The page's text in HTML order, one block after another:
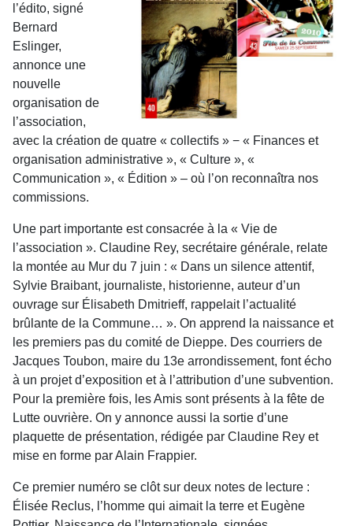
l’édito, signé
Bernard
Eslinger,
annonce une
nouvelle
organisation de
l’association,
avec la création de quatre « collectifs » − « Finances et
organisation administrative », « Culture », «
Communication », « Édition » – où l’on reconnaîtra nos
commissions.
Une part importante est consacrée à la « Vie de
l’association ». Claudine Rey, secrétaire générale, relate
la montée au Mur du 7 juin : « Dans un silence attentif,
Sylvie Braibant, journaliste, historienne, auteur d’un
ouvrage sur Élisabeth Dmitrieff, rappelait l’actualité
brûlante de la Commune… ». On apprend la naissance et
les premiers pas du comité de Dieppe. Des courriers de
Jacques Toubon, maire du 13e arrondissement, font écho
à un projet d’exposition et à l’attribution d’une subvention.
Pour la première fois, les Amis sont présents à la fête de
Lutte ouvrière. On y annonce aussi la sortie d’une
plaquette de présentation, rédigée par Claudine Rey et
mise en forme par Alain Frappier.
Ce premier numéro se clôt sur deux notes de lecture :
Élisée Reclus, l’homme qui aimait la terre et Eugène